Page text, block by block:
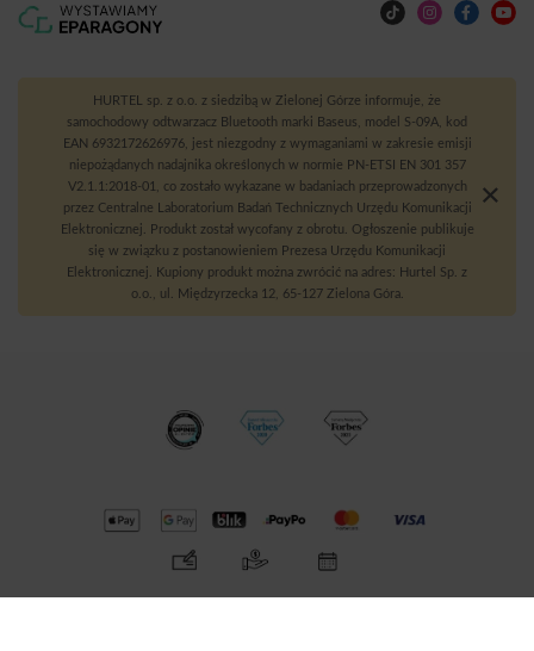
HURTEL sp. z o.o. z siedzibą w Zielonej Górze informuje, że
samochodowy odtwarzacz Bluetooth marki Baseus, model S-09A, kod
EAN 6932172626976, jest niezgodny z wymaganiami w zakresie emisji
niepożądanych nadajnika określonych w normie PN-ETSI EN 301 357
V2.1.1:2018-01, co zostało wykazane w badaniach przeprowadzonych
przez Centralne Laboratorium Badań Technicznych Urzędu Komunikacji
Elektronicznej. Produkt został wycofany z obrotu. Ogłoszenie publikuje
się w związku z postanowieniem Prezesa Urzędu Komunikacji
Elektronicznej. Kupiony produkt można zwrócić na adres: Hurtel Sp. z
o.o., ul. Międzyrzecka 12, 65-127 Zielona Góra.